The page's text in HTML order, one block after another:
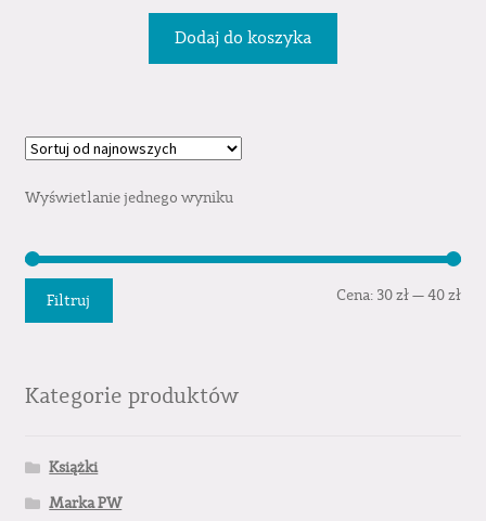
Dodaj do koszyka
Wyświetlanie jednego wyniku
Filtruj Cena: 30 zł—40 zł
Kategorie produktów
Książki
Marka PW